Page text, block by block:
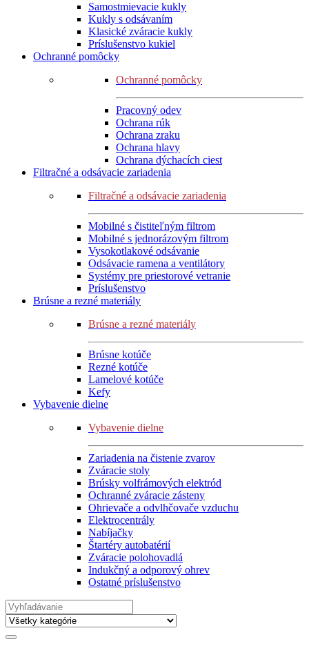
Samostmievacie kukly
Kukly s odsávaním
Klasické zváracie kukly
Príslušenstvo kukiel
Ochranné pomôcky
Ochranné pomôcky
Pracovný odev
Ochrana rúk
Ochrana zraku
Ochrana hlavy
Ochrana dýchacích ciest
Filtračné a odsávacie zariadenia
Filtračné a odsávacie zariadenia
Mobilné s čistiteľným filtrom
Mobilné s jednorázovým filtrom
Vysokotlakové odsávanie
Odsávacie ramena a ventilátory
Systémy pre priestorové vetranie
Príslušenstvo
Brúsne a rezné materiály
Brúsne a rezné materiály
Brúsne kotúče
Rezné kotúče
Lamelové kotúče
Kefy
Vybavenie dielne
Vybavenie dielne
Zariadenia na čistenie zvarov
Zváracie stoly
Brúsky volfrámových elektród
Ochranné zváracie zásteny
Ohrievače a odvlhčovače vzduchu
Elektrocentrály
Nabíjačky
Štartéry autobatérií
Zváracie polohovadlá
Indukčný a odporový ohrev
Ostatné príslušenstvo
Search
for: